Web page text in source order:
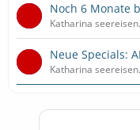
Noch 6 Monate
Katharina
Neue Specials:
Katharina